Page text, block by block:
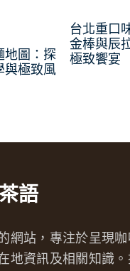
地圖：探
與極致風
台北重口
金棒與辰
極致饗宴
語
網站，專注於呈現
地資訊及相關知識